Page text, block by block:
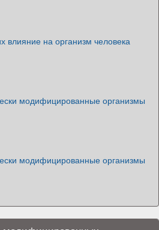
влияние на организм человека
модифицированные организмы
модифицированные организмы